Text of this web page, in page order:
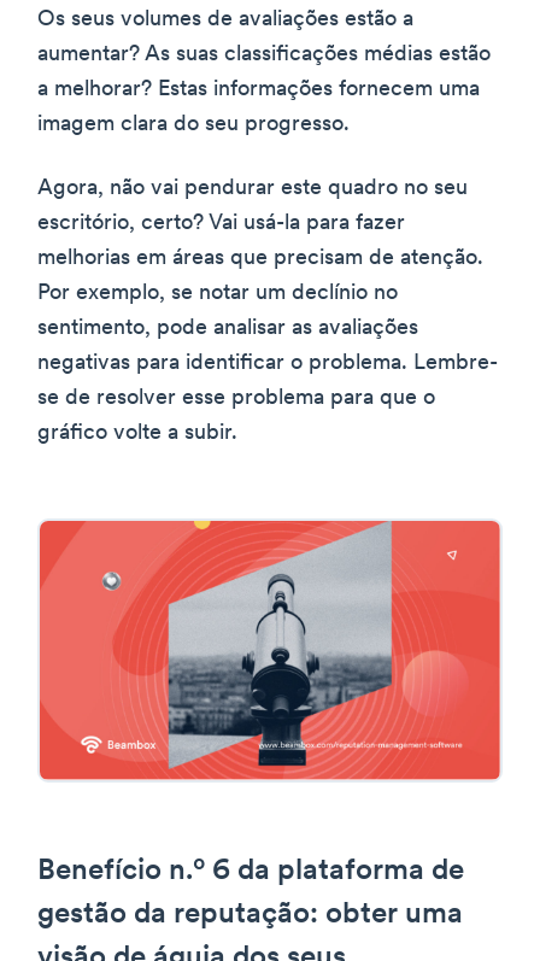
Os seus volumes de avaliações estão a
aumentar? As suas classificações médias estão
a melhorar? Estas informações fornecem uma
imagem clara do seu progresso.
Agora, não vai pendurar este quadro no seu
escritório, certo? Vai usá-la para fazer
melhorias em áreas que precisam de atenção.
Por exemplo, se notar um declínio no
sentimento, pode analisar as avaliações
negativas para identificar o problema. Lembre-
se de resolver esse problema para que o
gráfico volte a subir.
Benefício n.º 6 da plataforma de
gestão da reputação: obter uma